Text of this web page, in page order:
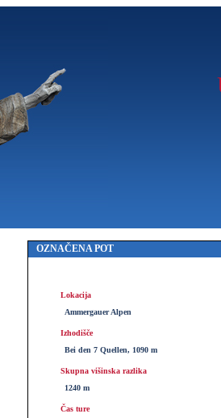
OZNAČENA POT
Lokacija
Ammergauer Alpen
Izhodišče
Bei den 7 Quellen, 1090 m
Skupna višinska razlika
1240 m
Čas ture